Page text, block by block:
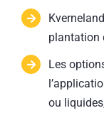
plantation
Les
ou